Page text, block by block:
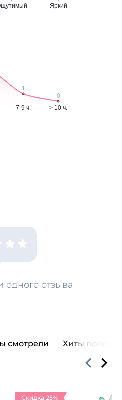
одного отзыва
смотрели Хиты продаж
Скидка 25%